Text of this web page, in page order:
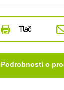
Tlač
Podrobnosti o